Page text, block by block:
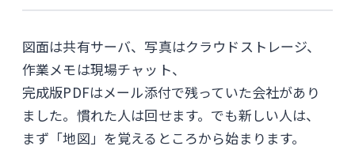
図面は共有サーバ、写真はクラウドストレージ、
作業メモは現場チャット、
完成版PDFはメール添付で残っていた会社があり
ました。慣れた人は回せます。でも新しい人は、
まず「地図」を覚えるところから始まります。